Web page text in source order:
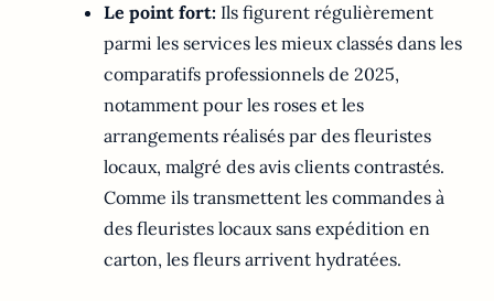
Le point fort: Ils figurent régulièrement
parmi les services les mieux classés dans les
comparatifs professionnels de 2025,
notamment pour les roses et les
arrangements réalisés par des fleuristes
locaux, malgré des avis clients contrastés.
Comme ils transmettent les commandes à
des fleuristes locaux sans expédition en
carton, les fleurs arrivent hydratées.